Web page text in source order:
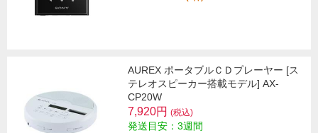
AUREX ポータブルＣＤプレーヤー [ス
テレオスピーカー搭載モデル] AX-
CP20W
7,920円 (税込)
発送目安：3週間